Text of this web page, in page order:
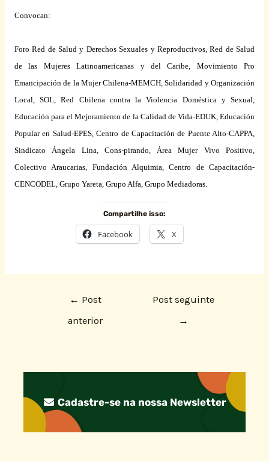
Convocan:
Foro Red de Salud y Derechos Sexuales y Reproductivos, Red de Salud
de las Mujeres Latinoamericanas y del Caribe, Movimiento Pro
Emancipación de la Mujer Chilena-MEMCH, Solidaridad y Organización
Local, SOL, Red Chilena contrala Violencia Domésticay Sexual,
Educación para el Mejoramiento de la Calidadde Vida-EDUK, Educación
Popular en Salud-EPES, Centro de Capacitación de Puente Alto-CAPPA,
Sindicato Ángela Lina, Cons-pirando, Área Mujer Vivo Positivo,
Colectivo Araucarias, Fundación Alquimia, Centro de Capacitación-
CENCODEL, Grupo Yareta, Grupo Alfa, Grupo Mediadoras.
Compartilhe isso:
Facebook X
← Post
anterior
Post seguinte
→
Cadastre-se na nossa Newsletter